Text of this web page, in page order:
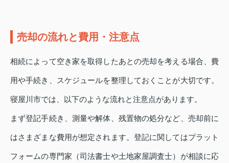
売却の流れと費用・注意点
相続によって空き家を取得したあとの売却を考える場合、費
用や手続き、スケジュールを整理しておくことが大切です。
寝屋川市では、以下のような流れと注意点があります。
まず登記手続き、測量や解体、残置物の処分など、売却前に
はさまざまな費用が想定されます。登記に関してはプラット
フォームの専門家（司法書士や土地家屋調査士）が相談に応